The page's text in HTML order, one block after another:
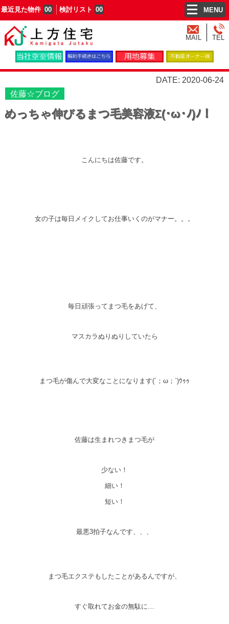
最近見た物件 00 検討リスト 00 MENU
MAIL TEL
DATE: 2020-06-24
佐藤☆ブログ
めっちゃ伸びるまつ毛美容液Σ(･ω･ﾉ)ﾉ！
こんにちは佐藤です。
女の子は毎日メイクしてお仕事いくのがマナー。。。
毎日頑張ってまつ毛をあげて、
マスカラぬりぬりしていたら
まつ毛が傷んで大変なことになります(´；ω；`)ｳｩｩ
佐藤は生まれつきまつ毛が
少ない！
細い！
短い！
最悪3拍子なんです、、、
まつ毛エクステもしたことがあるんですが、
すぐ取れてお金の無駄に…